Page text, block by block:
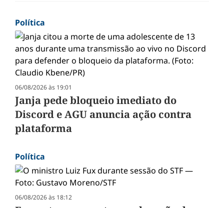
Política
06/08/2026 às 19:01
Janja pede bloqueio imediato do
Discord e AGU anuncia ação contra
plataforma
Política
06/08/2026 às 18:12